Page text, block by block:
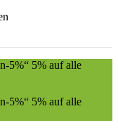
5%“ 5% auf alle
5%“ 5% auf alle